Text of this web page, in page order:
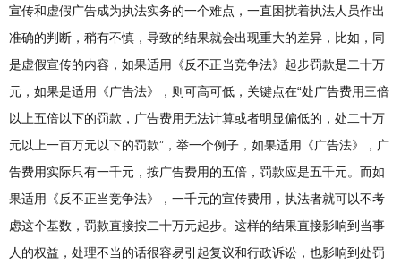
宣传和虚假广告成为执法实务的一个难点，一直困扰着执法人员作出
准确的判断，稍有不慎，导致的结果就会出现重大的差异，比如，同
是虚假宣传的内容，如果适用《反不正当竞争法》起步罚款是二十万
元，如果是适用《广告法》，则可高可低，关键点在“处广告费用三倍
以上五倍以下的罚款，广告费用无法计算或者明显偏低的，处二十万
元以上一百万元以下的罚款”，举一个例子，如果适用《广告法》，广
告费用实际只有一千元，按广告费用的五倍，罚款应是五千元。而如
果适用《反不正当竞争法》，一千元的宣传费用，执法者就可以不考
虑这个基数，罚款直接按二十万元起步。这样的结果直接影响到当事
人的权益，处理不当的话很容易引起复议和行政诉讼，也影响到处罚